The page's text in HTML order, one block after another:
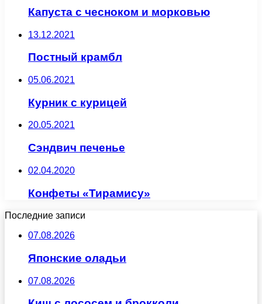
Капуста с чесноком и морковью
13.12.2021
Постный крамбл
05.06.2021
Курник с курицей
20.05.2021
Сэндвич печенье
02.04.2020
Конфеты «Тирамису»
Последние записи
07.08.2026
Японские оладьи
07.08.2026